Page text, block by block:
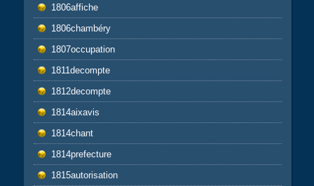
1806affiche
1806chambéry
1807occupation
1811decompte
1812decompte
1814aixavis
1814chant
1814prefecture
1815autorisation